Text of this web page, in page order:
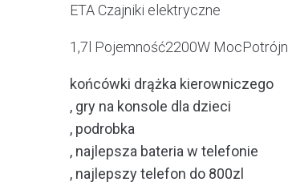
ETA Czajniki elektryczne
1,7l Pojemność2200W
końcówki drążka kierowniczego
, gry na konsole dla dzieci
, podrobka
, najlepsza bateria w telefonie
, najlepszy telefon do 800zl